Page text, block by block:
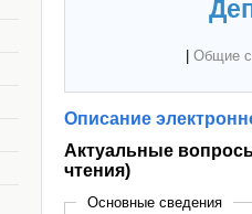
Общие
Описание
Актуальные
чтения)
Основные сведения